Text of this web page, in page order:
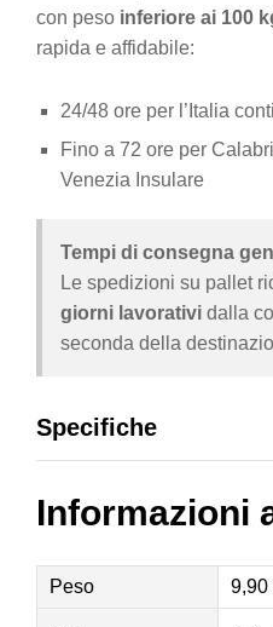
con peso inferiore ai 100
rapida e affidabile:
24/48 ore per l’Italia
Fino a 72 ore per
Venezia Insulare
Tempi di consegna
Le spedizioni su pallet
giorni lavorativi dalla
seconda della
Specifiche
Informazioni
Peso 9,90